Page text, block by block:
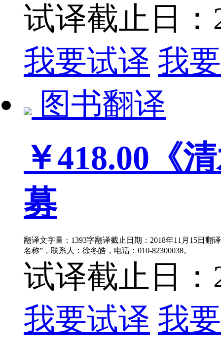
试译截止日：
我要试译 我
图书翻译
￥418.00 《
募
翻译文字量：1393字翻译截止日期：2018年11月15日翻
名称”，联系人：徐冬皓，电话：010-82300038。
试译截止日：
我要试译 我